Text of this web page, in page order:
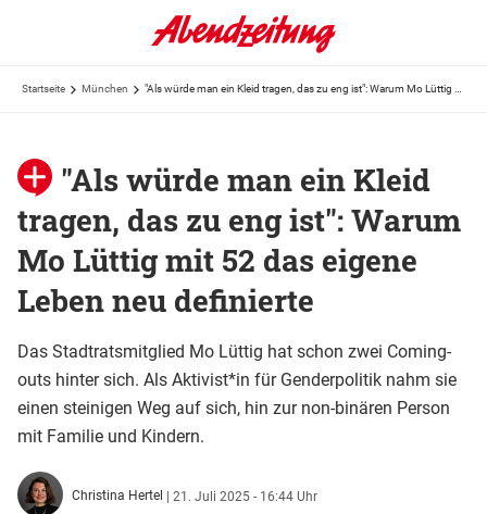
Startseite München
"Als würde man ein Kleid
tragen, das zu eng ist": Warum
Mo Lüttig mit 52 das eigene
Leben neu definierte
Das Stadtratsmitglied Mo Lüttig hat schon zwei Coming-
outs hinter sich. Als Aktivist*in für Genderpolitik nahm sie
einen steinigen Weg auf sich, hin zur non-binären Person
mit Familie und Kindern.
Christina Hertel | 21. Juli 2025 - 16:44 Uhr